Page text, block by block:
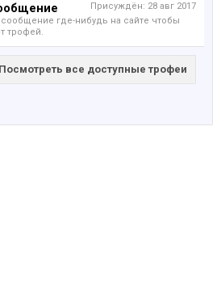
Присуждён: 28 авг 2017
сообщение где-нибудь на сайте чтобы
трофей.
Посмотреть все доступные трофеи